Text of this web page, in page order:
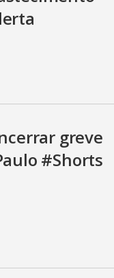
greve
#Shorts